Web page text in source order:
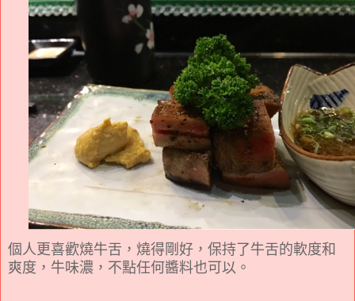
個人更喜歡燒牛舌，燒得剛好，保持了牛舌的軟度和
爽度，牛味濃，不點任何醬料也可以。